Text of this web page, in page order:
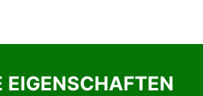
EIGENSCHAFTEN